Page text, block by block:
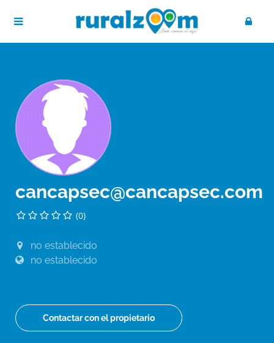
cancapsec@cancapsec.com
(0)
no establecido
no establecido
Contactar con el propietario